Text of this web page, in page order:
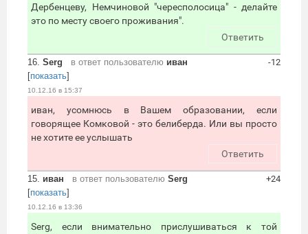
Дербенцеву, Немчиновой "чересполосица" - делайте
это по месту своего проживания".
Ответить
16. Serg в ответ пользователю иван
[показать]
10.12.16 в 15:37
-12
иван, усомнюсь в Вашем образовании, если
говорящее Комковой - это белиберда. Или вы просто
не хотите ее услышать
Ответить
15. иван в ответ пользователю Serg
[показать]
10.12.16 в 13:36
+24
Serg, если внимательно прислушиваться к той